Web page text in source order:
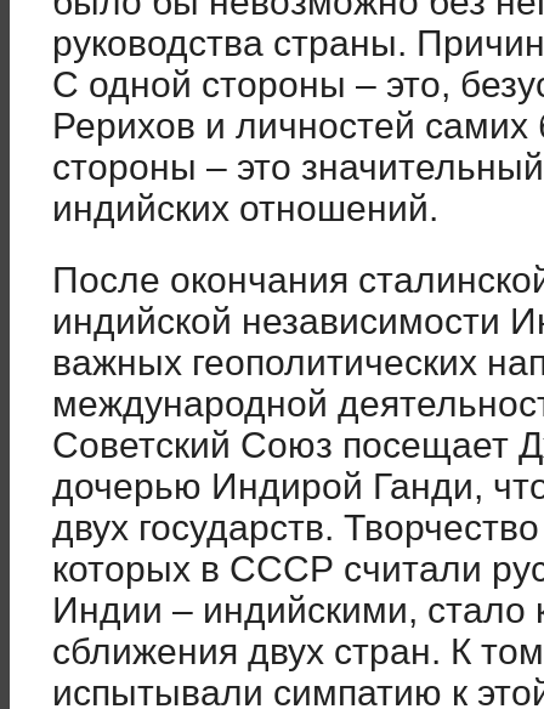
руководства страны.
С одной стороны – это,
Рерихов и личностей
стороны – это
индийских отношений.
После окончания
индийской независимости
важных геополитических
международной
Советский Союз посещает
дочерью Индирой Ганди,
двух государств.
которых в СССР считали
Индии – индийскими, стало
сближения двух стран. К
испытывали симпатию к